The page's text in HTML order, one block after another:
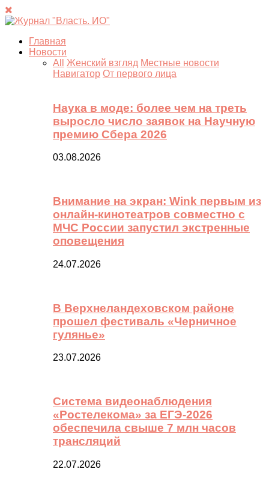
Главная
Новости
All
Женский взгляд Местные новости
Навигатор От первого лица
Наука в моде: более чем на треть
выросло число заявок на Научную
премию Сбера 2026
03.08.2026
Внимание на экран: Wink первым из
онлайн-кинотеатров совместно с
МЧС России запустил экстренные
оповещения
24.07.2026
В Верхнеландеховском районе
прошел фестиваль «Черничное
гулянье»
23.07.2026
Система видеонаблюдения
«Ростелекома» за ЕГЭ-2026
обеспечила свыше 7 млн часов
трансляций
22.07.2026